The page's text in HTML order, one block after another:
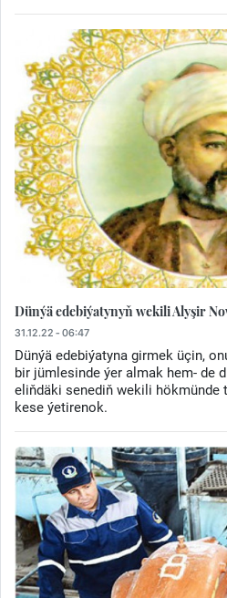
Dünýä edebiýatynyň wekili Alyşir
31.12.22 - 06:47
Dünýä edebiýatyna girmek üçin,
bir jümlesinde ýer almak hem- de
eliňdäki senediň wekili hökmünde
kese ýetirenok.